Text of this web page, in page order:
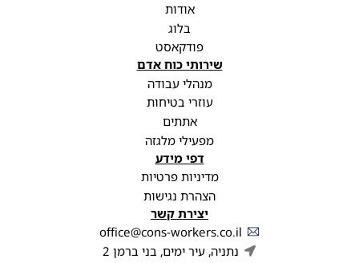
אודות
בלוג
פודקאסט
שירותי כוח אדם
מנהלי עבודה
עוזרי בטיחות
אתתים
מפעילי מלגזה
דפי מידע
מדיניות פרטיות
הצהרת נגישות
יצירת קשר
office@cons-workers.co.il
נתניה, עיר ימים, בני ברמן 2